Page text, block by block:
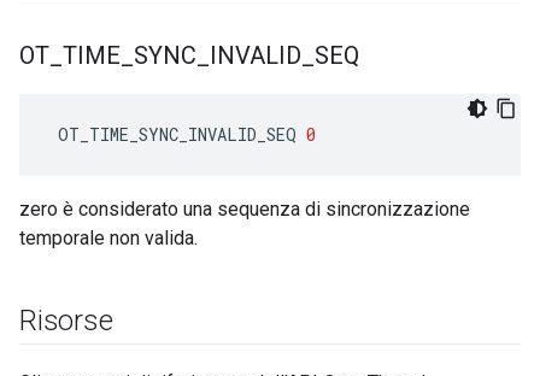
OT TIME SYNC INVALID SEQ
OT_TIME_SYNC_INVALID_SEQ 0
zero è considerato una sequenza di sincronizzazione
temporale non valida.
Risorse